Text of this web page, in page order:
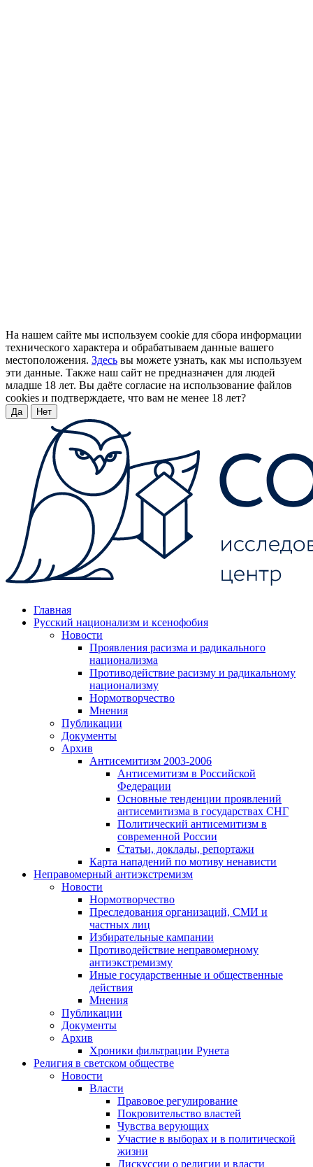
На нашем сайте мы используем cookie для сбора информации
технического характера и обрабатываем данные вашего
местоположения. Здесь вы можете узнать, как мы используем
эти данные. Также наш сайт не предназначен для людей
младше 18 лет. Вы даёте согласие на использование файлов
cookies и подтверждаете, что вам не менее 18 лет?
Да Нет
Главная
Русский национализм и ксенофобия
Новости
Проявления расизма и радикального
национализма
Противодействие расизму и радикальному
национализму
Нормотворчество
Мнения
Публикации
Документы
Архив
Антисемитизм 2003-2006
Антисемитизм в Российской
Федерации
Основные тенденции проявлений
антисемитизма в государствах СНГ
Политический антисемитизм в
современной России
Статьи, доклады, репортажи
Карта нападений по мотиву ненависти
Неправомерный антиэкстремизм
Новости
Нормотворчество
Преследования организаций, СМИ и
частных лиц
Избирательные кампании
Противодействие неправомерному
антиэкстремизму
Иные государственные и общественные
действия
Мнения
Публикации
Документы
Архив
Хроники фильтрации Рунета
Религия в светском обществе
Новости
Власти
Правовое регулирование
Покровительство властей
Чувства верующих
Участие в выборах и в политической
жизни
Дискуссии о религии и власти